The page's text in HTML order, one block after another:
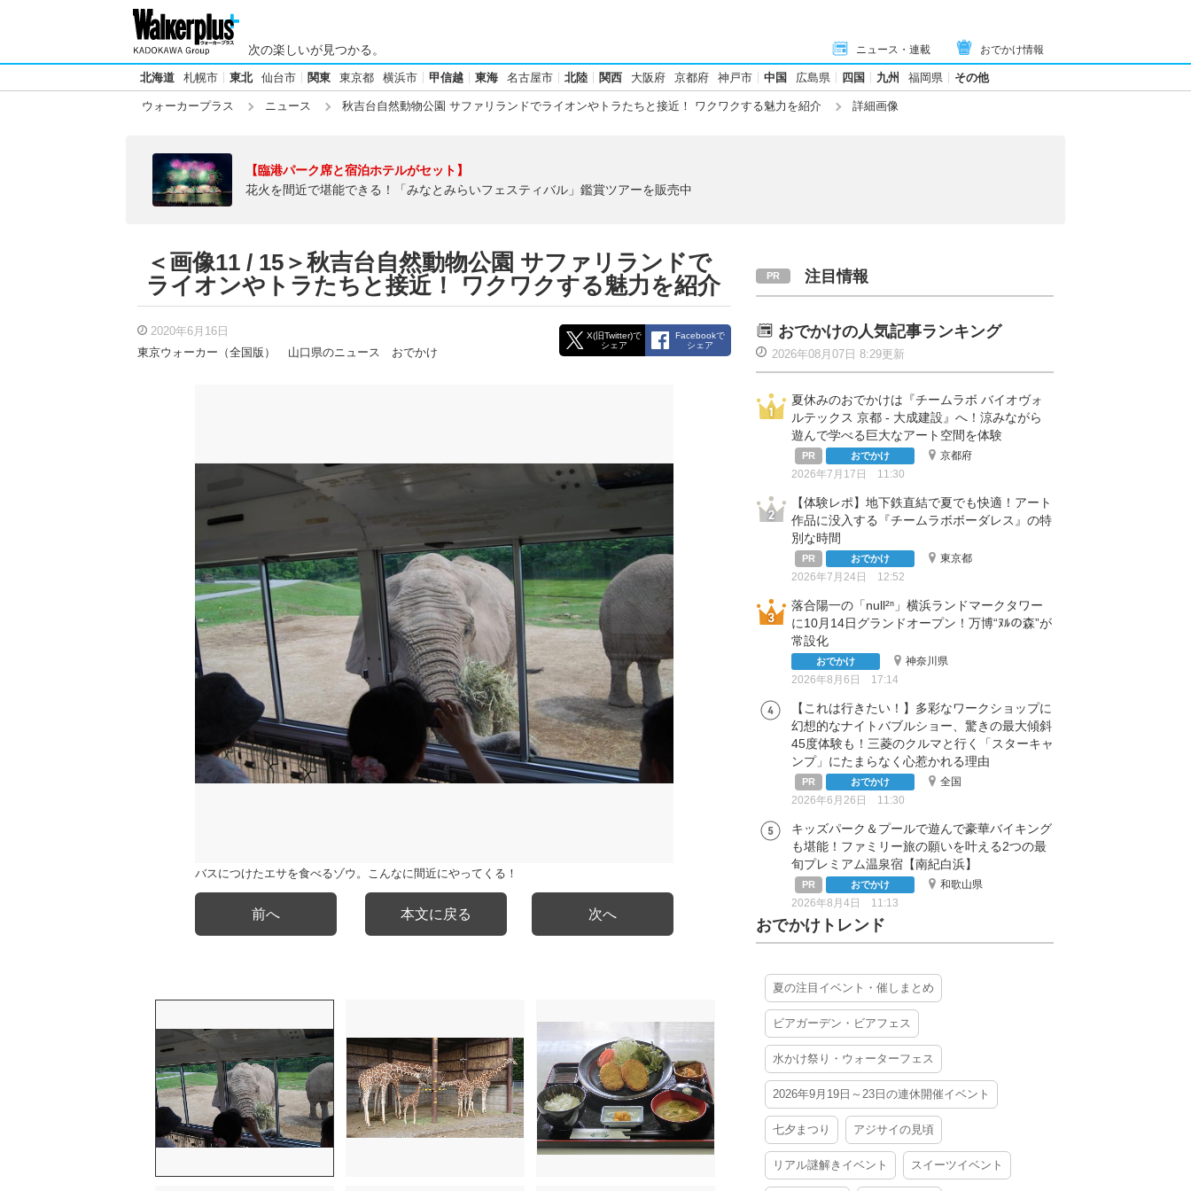
次の楽しいが見つかる。 ニュース・連載 おでかけ情報
北海道 札幌市 東北 仙台市 関東 東京都 横浜市 甲信越 東海 名古屋市 北陸 関西 大阪府 京都府 神戸市 中国 広島県 四国 九州 福岡県 その他
ウォーカープラス ニュース 秋吉台自然動物公園 サファリランドでライオンやトラたちと接近！ ワクワクする魅力を紹介 詳細画像
【臨港パーク席と宿泊ホテルがセット】
花火を間近で堪能できる！「みなとみらいフェスティバル」鑑賞ツアーを販売中
＜画像11 / 15＞秋吉台自然動物公園 サファリランドで
ライオンやトラたちと接近！ ワクワクする魅力を紹介
2020年6月16日
東京ウォーカー（全国版）
山口県のニュース おでかけ
X(旧Twitter)で
シェア
Facebookで
シェア
バスにつけたエサを食べるゾウ。こんなに間近にやってくる！
前へ 本文に戻る 次へ
注目情報
おでかけの人気記事ランキング
2026年08月07日 8:29更新
夏休みのおでかけは『チームラボ バイオヴォ
ルテックス 京都 - 大成建設』へ！涼みながら
遊んで学べる巨大なアート空間を体験
おでかけ
京都府
2026年7月17日 11:30
【体験レポ】地下鉄直結で夏でも快適！アート
作品に没入する『チームラボボーダレス』の特
別な時間
おでかけ
東京都
2026年7月24日 12:52
落合陽一の「null²ⁿ」横浜ランドマークタワー
に10月14日グランドオープン！万博“ﾇﾙの森”が
常設化
おでかけ
神奈川県
2026年8月6日 17:14
【これは行きたい！】多彩なワークショップに
幻想的なナイトバブルショー、驚きの最大傾斜
45度体験も！三菱のクルマと行く「スターキャ
ンプ」にたまらなく心惹かれる理由
おでかけ
全国
2026年6月26日 11:30
キッズパーク＆プールで遊んで豪華バイキング
も堪能！ファミリー旅の願いを叶える2つの最
旬プレミアム温泉宿【南紀白浜】
おでかけ
和歌山県
2026年8月4日 11:13
おでかけトレンド
夏の注目イベント・催しまとめ
ビアガーデン・ビアフェス
水かけ祭り・ウォーターフェス
2026年9月19日～23日の連休開催イベント
七夕まつり アジサイの見頃
リアル謎解きイベント スイーツイベント